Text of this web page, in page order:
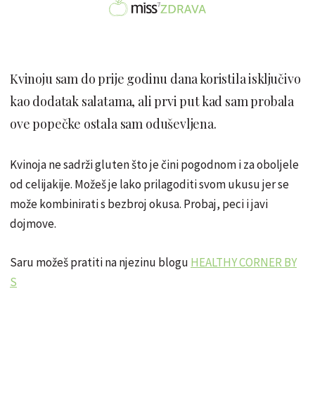
Kvinoju sam do prije godinu dana koristila isključivo
kao dodatak salatama, ali prvi put kad sam probala
ove popečke ostala sam oduševljena.
Kvinoja ne sadrži gluten što je čini pogodnom i za oboljele
od celijakije. Možeš je lako prilagoditi svom ukusu jer se
može kombinirati s bezbroj okusa. Probaj, peci i javi
dojmove.
Saru možeš pratiti na njezinu blogu HEALTHY CORNER BY
S